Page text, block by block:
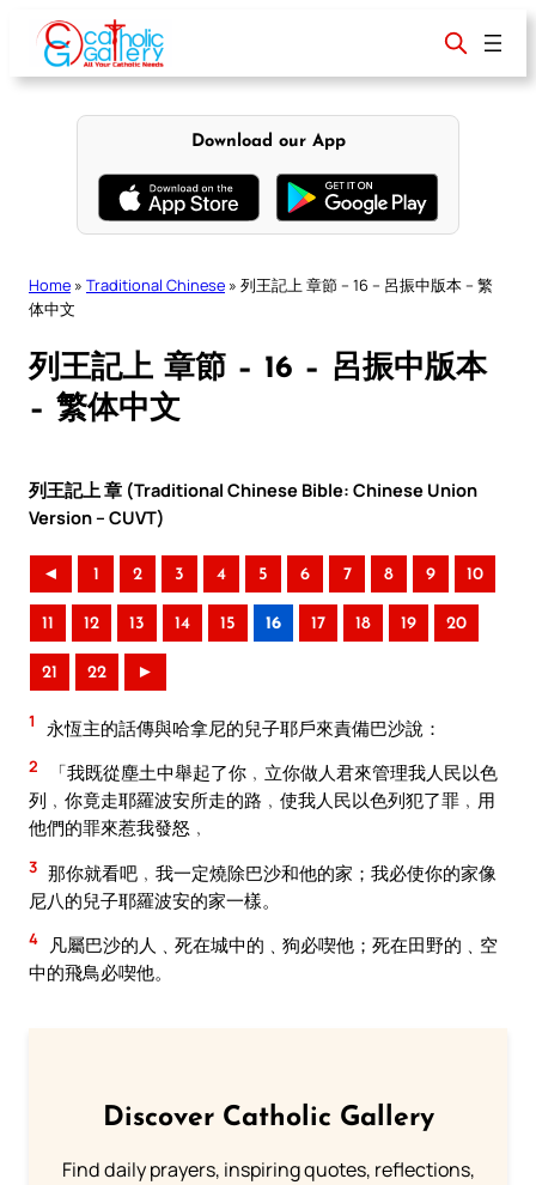
content
Download our App
Home » Traditional Chinese » 列王記上 章節 – 16 – 呂振中版本 – 繁
体中文
列王記上 章節 – 16 – 呂振中版本
– 繁体中文
列王記上 章 (Traditional Chinese Bible: Chinese Union
Version – CUVT)
◄ 1 2 3 4 5 6 7 8 9 10
11 12 13 14 15 16 17 18 19 20
21 22 ►
1 永恆主的話傳與哈拿尼的兒子耶戶來責備巴沙說：
2
「我既從塵土中舉起了你﹐立你做人君來管理我人民以色
列﹐你竟走耶羅波安所走的路﹐使我人民以色列犯了罪﹐用
他們的罪來惹我發怒﹐
3 那你就看吧﹐我一定燒除巴沙和他的家；我必使你的家像
尼八的兒子耶羅波安的家一樣。
4
凡屬巴沙的人﹑死在城中的﹑狗必喫他；死在田野的﹑空
中的飛鳥必喫他。
Discover Catholic Gallery
Find daily prayers, inspiring quotes, reflections,